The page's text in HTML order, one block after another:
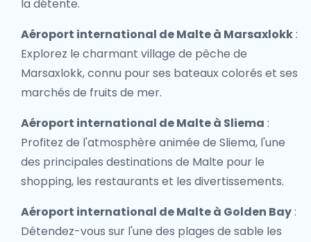
la détente.
Aéroport international de Malte à Marsaxlokk:
Explorez le charmant village de pêche de
Marsaxlokk, connu pour ses bateaux colorés et ses
marchés de fruits de mer.
Aéroport international de Malte à Sliema :
Profitez de l'atmosphère animée de Sliema, l'une
des principales destinations de Malte pour le
shopping, les restaurants et les divertissements.
Aéroport international de Malte à Golden Bay:
Détendez-vous sur l'une des plages de sable les